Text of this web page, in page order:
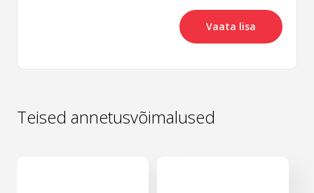
Vaata lisa
Teised annetusvõimalused